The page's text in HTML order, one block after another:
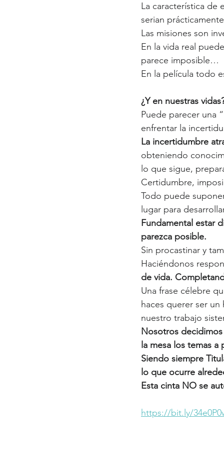
La característica de
serian
Las misiones son
En la vida real
parece imposible…
En la película todo
¿Y en nuestras
Puede parecer una
enfrentar la
La incertidumbre
obteniendo
lo que sigue,
Certidumbre,
Todo puede
lugar para
Fundamental estar
parezca posible.
Sin procastinar y
Haciéndonos
de vida.
Una frase célebre
haces querer ser
nuestro trabajo
Nosotros
la mesa los temas
Siendo siempre
lo que ocurre
Esta cinta NO se
https://bit.ly/